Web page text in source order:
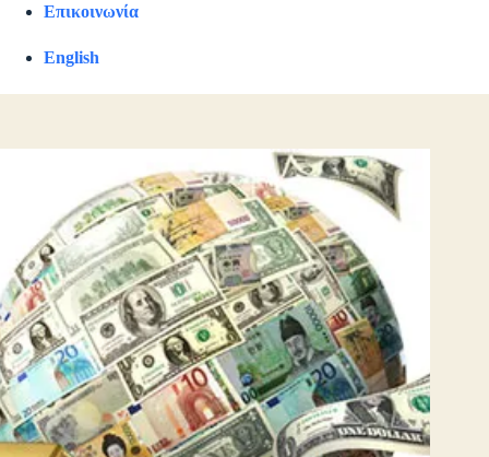
Επικοινωνία
English